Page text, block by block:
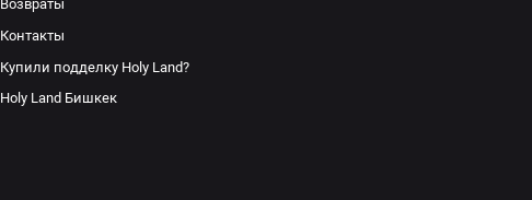
Возвраты
Контакты
Купили подделку Holy Land?
Holy Land Бишкек